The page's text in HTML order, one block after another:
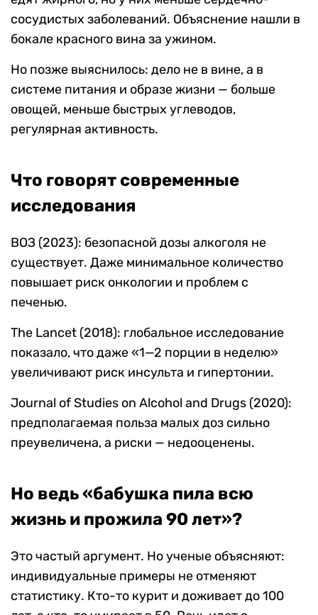
сосудистых заболеваний. Объяснение нашли в
бокале красного вина за ужином.
Но позже выяснилось: дело не в вине, а в
системе питания и образе жизни — больше
овощей, меньше быстрых углеводов,
регулярная активность.
Что говорят современные
исследования
ВОЗ (2023): безопасной дозы алкоголя не
существует. Даже минимальное количество
повышает риск онкологии и проблем с
печенью.
The Lancet (2018): глобальное исследование
показало, что даже «1—2 порции в неделю»
увеличивают риск инсульта и гипертонии.
Journal of Studies on Alcohol and Drugs (2020):
предполагаемая польза малых доз сильно
преувеличена, а риски — недооценены.
Но ведь «бабушка пила всю
жизнь и прожила 90 лет»?
Это частый аргумент. Но ученые объясняют:
индивидуальные примеры не отменяют
статистику. Кто-то курит и доживает до 100